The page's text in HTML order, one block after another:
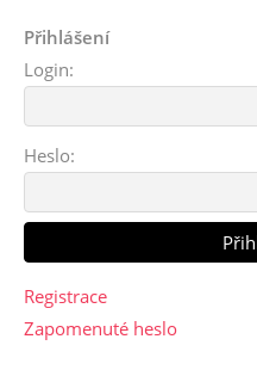
Přihlášení
Login:
Heslo:
Registrace
Zapomenuté heslo